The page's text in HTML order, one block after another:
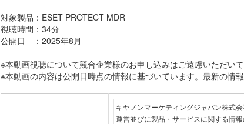
対象製品：ESET PROTECT MDR
視聴時間：34分
公開日 ：2025年8月
※本動画視聴について競合企業様のお申し込みはご遠慮いただい
※本動画の内容は公開日時点の情報に基づいています。最新の情
キヤノンマーケティングジャパン株式
運営並びに製品・サービスに関する情